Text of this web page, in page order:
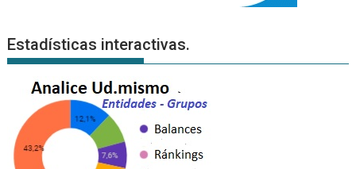
Estadísticas interactivas.